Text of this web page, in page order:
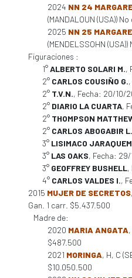
2024 NN 24
(MANDALOUN (USA))
2025 NN 25
(MENDELSSOHN
Figuraciones :
1°ALBERTO SOLARI M.,
2° CARLOS COUSIÑO G.
2° T.V.N., Fecha: 20/10/
2° DIARIO LA CUARTA,
2° THOMPSON
2° CARLOS ABOGABIR L.
3° LISIMACO
3° LAS OAKS, Fecha: 29/
3° GEOFFREY BUSHELL,
4° CARLOS VALDES I.,
2015 MUJER DE SECRETOS
Gan. 1 carr. $5.437.500
Madre de:
2020 MARIA ANGATA
$487.500
2021 MORINGA, H, C
$10.050.500